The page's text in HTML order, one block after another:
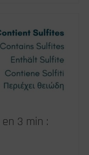
3 min :